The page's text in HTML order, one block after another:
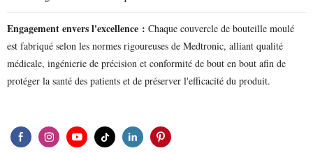
Engagement envers l'excellence : Chaque couvercle de bouteille moulé
est fabriqué selon les normes rigoureuses de Medtronic, alliant qualité
médicale, ingénierie de précision et conformité de bout en bout afin de
protéger la santé des patients et de préserver l'efficacité du produit.